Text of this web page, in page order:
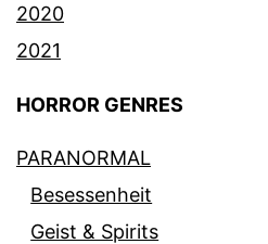
2020
2021
HORROR GENRES
PARANORMAL
Besessenheit
Geist & Spirits